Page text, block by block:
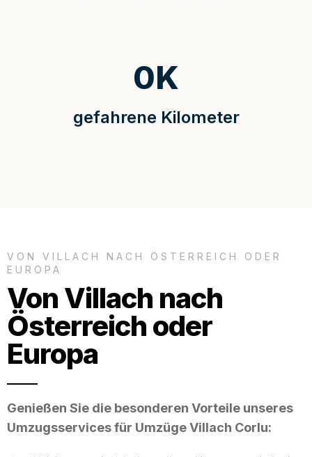
gefahrene Kilometer
0K
VON VILLACH NACH ÖSTERREICH ODER
EUROPA
Von Villach nach
Österreich oder
Europa
Genießen Sie die besonderen Vorteile unseres
Umzugsservices für Umzüge Villach Corlu: